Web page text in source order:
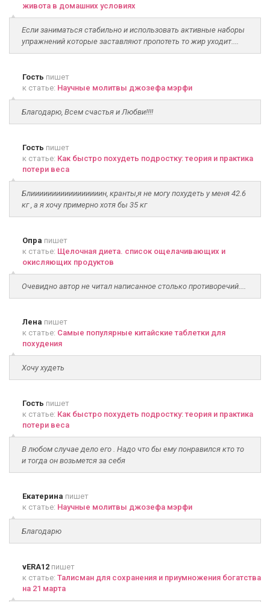
живота в домашних условиях
Если заниматься стабильно и использовать активные наборы
упражнений которые заставляют пропотеть то жир уходит....
Гость пишет
к статье: Научные молитвы джозефа мэрфи
Благодарю, Всем счастья и Любви!!!!
Гость пишет
к статье: Как быстро похудеть подростку: теория и практика
потери веса
Блииииииииииииииииин, кранты,я не могу похудеть у меня 42.6
кг , а я хочу примерно хотя бы 35 кг
Опра пишет
к статье: Щелочная диета. список ощелачивающих и
окисляющих продуктов
Очевидно автор не читал написанное столько противоречий....
Лена пишет
к статье: Самые популярные китайские таблетки для
похудения
Хочу худеть
Гость пишет
к статье: Как быстро похудеть подростку: теория и практика
потери веса
В любом случае дело его . Надо что бы ему понравился кто то
и тогда он возьмется за себя
Екатерина пишет
к статье: Научные молитвы джозефа мэрфи
Благодарю
vERA12 пишет
к статье: Талисман для сохранения и приумножения богатства
на 21 марта